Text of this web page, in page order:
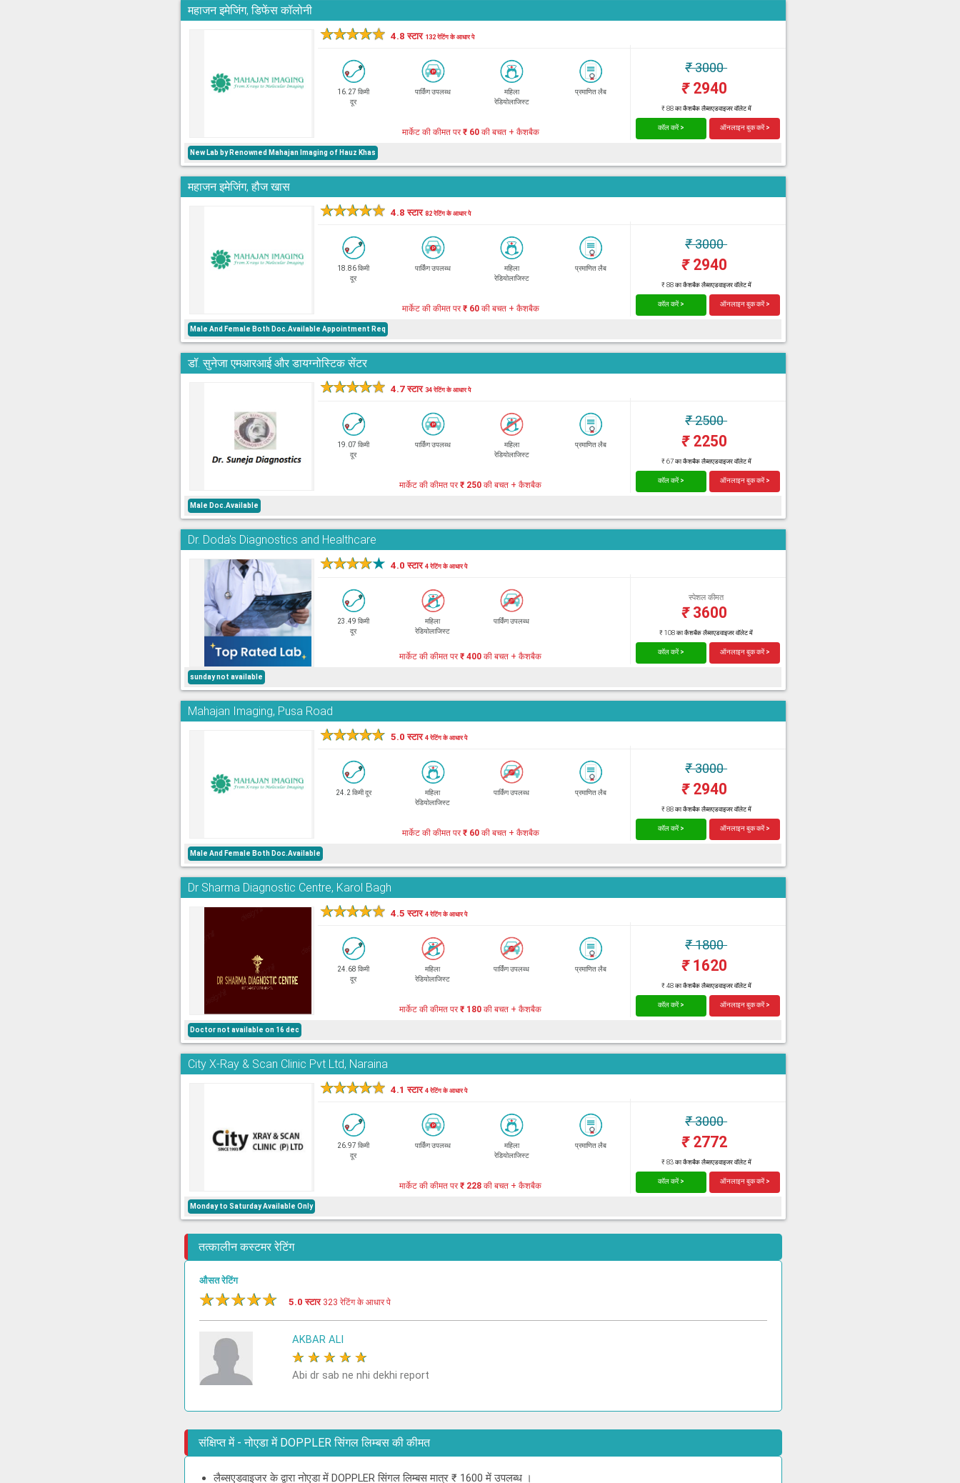
महाजन इमेजिंग, डिफेंस कॉलोनी
★★★★★ 4.8 स्टार 132 रेटिंग के आधार पे
16.27 किमी
दूर
पार्किंग उपलब्ध
महिला
रेडियोलाजिस्ट
प्रमाणित लैब
₹3000
₹2940
₹ 88 का कैशबैक लैब्सएडवाइजर वॉलेट में
मार्केट की कीमत पर₹ 60की बचत + कैशबैक कॉल करें > ऑनलाइन बुक करें >
New Lab by Renowned Mahajan Imaging of Hauz Khas
महाजन इमेजिंग, हौज खास
★★★★★ 4.8 स्टार82 रेटिंग के आधार पे
18.86 किमी
दूर
पार्किंग उपलब्ध
महिला
रेडियोलाजिस्ट
प्रमाणित लैब
₹3000
₹2940
₹ 88 का कैशबैक लैब्सएडवाइजर वॉलेट में
मार्केट की कीमत पर₹ 60की बचत + कैशबैक कॉल करें > ऑनलाइन बुक करें >
Male And Female Both Doc.Available Appointment Req
डॉ. सुनेजा एमआरआई और डायग्नोस्टिक सेंटर
★★★★★ 4.7 स्टार34 रेटिंग के आधार पे
19.07 किमी
दूर
पार्किंग उपलब्ध
महिला
रेडियोलाजिस्ट
प्रमाणित लैब
₹2500
₹2250
₹ 67 का कैशबैक लैब्सएडवाइजर वॉलेट में
मार्केट की कीमत पर₹ 250 की बचत + कैशबैक कॉल करें > ऑनलाइन बुक करें >
Male Doc.Available
Dr. Doda's Diagnostics and Healthcare
★★★★★ 4.0 स्टार4 रेटिंग के आधार पे
23.49 किमी
दूर
महिला
रेडियोलाजिस्ट
पार्किंग उपलब्ध
स्पेशल कीमत
₹3600
₹ 108 का कैशबैक लैब्सएडवाइजर वॉलेट में
मार्केट की कीमत पर₹ 400 की बचत + कैशबैक कॉल करें > ऑनलाइन बुक करें >
sunday not available
Mahajan Imaging, Pusa Road
★★★★★ 5.0 स्टार4 रेटिंग के आधार पे
24.2 किमी दूर
महिला
रेडियोलाजिस्ट
पार्किंग उपलब्ध प्रमाणित लैब
₹3000
₹2940
₹ 88 का कैशबैक लैब्सएडवाइजर वॉलेट में
मार्केट की कीमत पर₹ 60की बचत + कैशबैक कॉल करें > ऑनलाइन बुक करें >
Male And Female Both Doc.Available
Dr Sharma Diagnostic Centre, Karol Bagh
★★★★★ 4.5 स्टार4 रेटिंग के आधार पे
24.68 किमी
दूर
महिला
रेडियोलाजिस्ट
पार्किंग उपलब्ध प्रमाणित लैब
₹1800
₹1620
₹ 48 का कैशबैक लैब्सएडवाइजर वॉलेट में
मार्केट की कीमत पर₹ 180 की बचत + कैशबैक कॉल करें > ऑनलाइन बुक करें >
Doctor not available on 16 dec
City X-Ray & Scan Clinic Pvt Ltd, Naraina
★★★★★ 4.1 स्टार4 रेटिंग के आधार पे
26.97 किमी
दूर
पार्किंग उपलब्ध
महिला
रेडियोलाजिस्ट
प्रमाणित लैब
₹3000
₹2772
₹ 83 का कैशबैक लैब्सएडवाइजर वॉलेट में
मार्केट की कीमत पर₹ 228 की बचत + कैशबैक कॉल करें > ऑनलाइन बुक करें >
Monday to Saturday Available Only
तत्कालीन कस्टमर रेटिंग
औसत रेटिंग
★★★★★ 5.0 स्टार 323 रेटिंग के आधार पे
AKBAR ALI
★ ★ ★ ★ ★
Abi dr sab ne nhi dekhi report
संक्षिप्त में - नोएडा में DOPPLER सिंगल लिम्बस की कीमत
लैब्सएडवाइजर के द्वारा नोएडा में DOPPLER सिंगल लिम्बस मात्र ₹ 1600 में उपलब्ध ।